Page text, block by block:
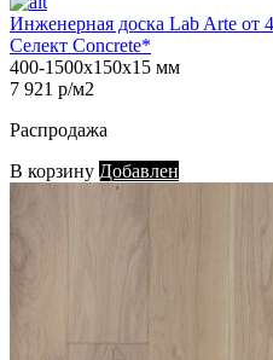
Инженерная доска Lab Arte от
Селект Concrete*
400-1500х150х15 мм
7 921 р/м2
Распродажа
В корзину Добавлен